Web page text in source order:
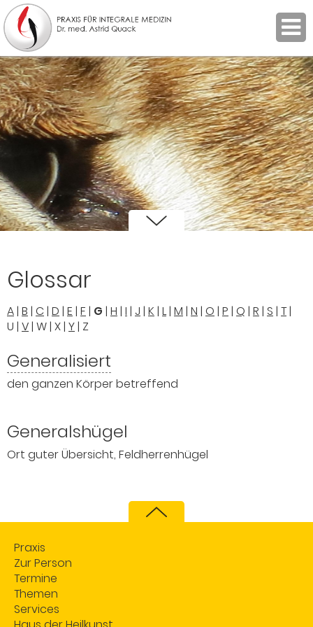
Glossar
A| B | C| D | E | F | G | H | I | J | K | L| M | N | O | P | Q | R | S | T|
U | V| W| X| Y| Z
Generalisiert
den ganzen Körper betreffend
Generalshügel
Ort guter Übersicht, Feldherrenhügel
Praxis
Zur Person
Termine
Themen
Services